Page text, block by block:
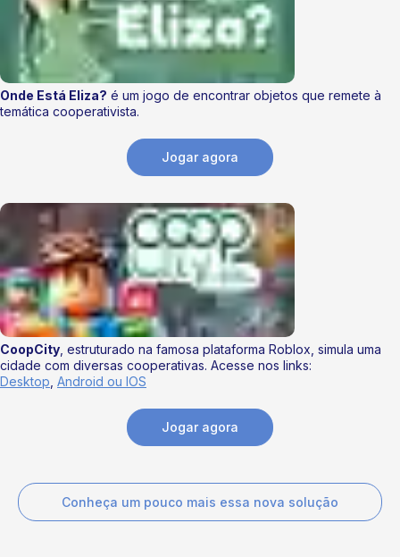
Onde Está Eliza? é um jogo de encontrar objetos que remete à
temática cooperativista.
Jogar agora
CoopCity , estruturado na famosa plataforma Roblox, simula uma
cidade com diversas cooperativas. Acesse nos links:
Desktop Android ou IOS
Jogar agora
Conheça um pouco mais essa nova solução